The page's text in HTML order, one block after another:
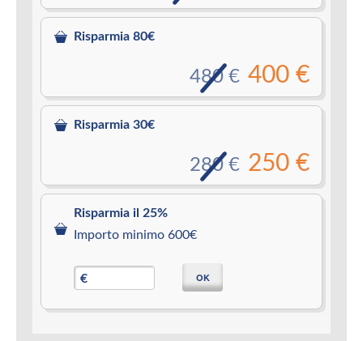
Risparmia 80€
400 €
480 €
Risparmia 30€
250 €
280 €
Risparmia il 25%
Importo minimo 600€
€ OK